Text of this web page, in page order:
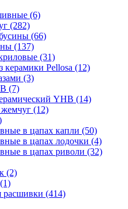
(6)
(282)
(66)
(137)
(31)
керамики Pellosa (12)
(3)
(7)
YHB (14)
(12)
в цапах капли (50)
в цапах лодочки (4)
в цапах риволи (32)
(2)
расшивки (414)